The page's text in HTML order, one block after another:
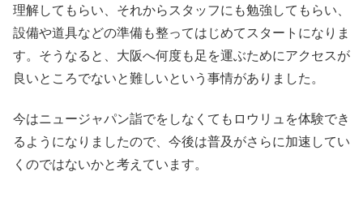
理解してもらい、それからスタッフにも勉強してもらい、
設備や道具などの準備も整ってはじめてスタートになりま
す。そうなると、大阪へ何度も足を運ぶためにアクセスが
良いところでないと難しいという事情がありました。
今はニュージャパン詣でをしなくてもロウリュを体験でき
るようになりましたので、今後は普及がさらに加速してい
くのではないかと考えています。